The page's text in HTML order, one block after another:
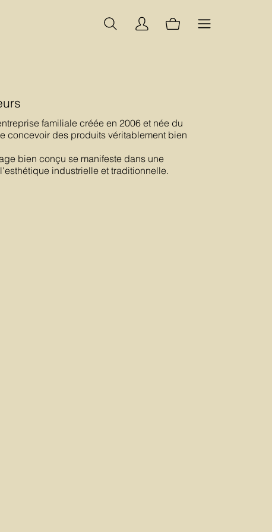
familiale créée en 2006 et née du
concevoir des produits véritablement bien
bien conçu se manifeste dans une
industrielle et traditionnelle.